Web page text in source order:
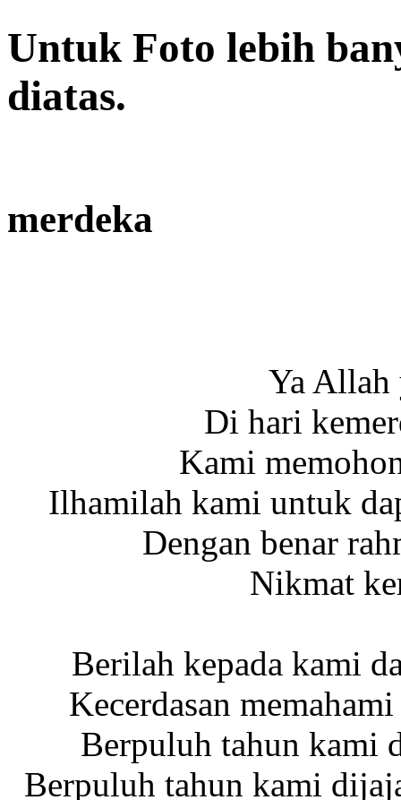
Untuk Foto lebih
diatas.
merdeka
Ya Allah
Di hari
Kami
Ilhamilah kami untuk
Dengan benar
Nikmat
Berilah kepada kami
Kecerdasan
Berpuluh tahun kami
Berpuluh tahun kami